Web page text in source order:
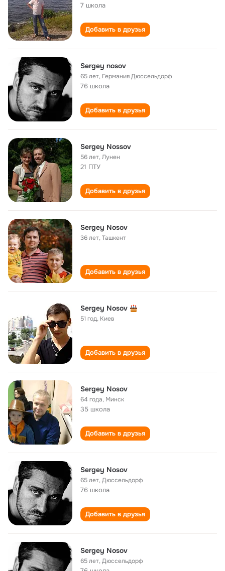
7 школа
Добавить в друзья
Sergey nosov
65 лет, Германия Дюссельдорф
76 школа
Добавить в друзья
Sergey Nossov
56 лет,Лунен
21 ПТУ
Добавить в друзья
Sergey Nosov
36 лет,Ташкент
Добавить в друзья
Sergey Nosov
51 год, Киев
Добавить в друзья
Sergey Nosov
64 года, Минск
35 школа
Добавить в друзья
Sergey Nosov
65 лет,Дюссельдорф
76 школа
Добавить в друзья
Sergey Nosov
65 лет,Дюссельдорф